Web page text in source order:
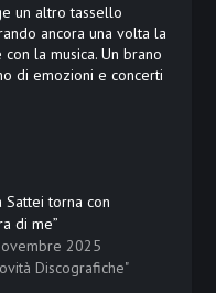
un altro tassello
ancora una volta la
la musica. Un brano
di emozioni e concerti
Sattei torna con
di me”
2025
Discografiche"